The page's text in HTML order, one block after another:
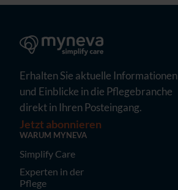
Erhalten Sie aktuelle Informationen
und Einblicke in die Pflegebranche
direkt in Ihren Posteingang.
Jetzt abonnieren
WARUM MYNEVA
Simplify Care
Experten in der
Pflege